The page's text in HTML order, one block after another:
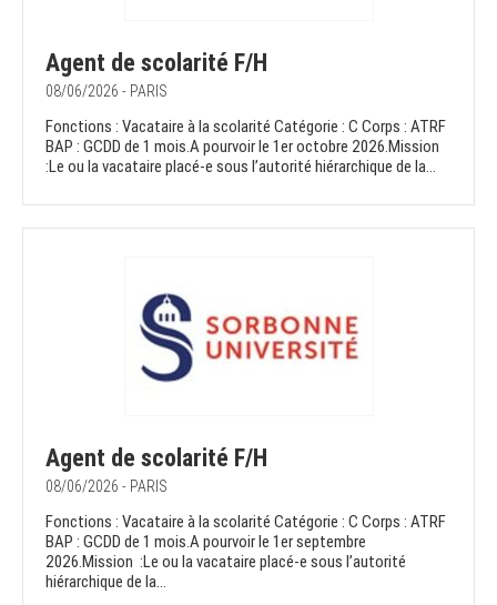
Agent de scolarité F/H
08/06/2026 - PARIS
Fonctions : Vacataire à la scolarité Catégorie : C Corps : ATRF
BAP : GCDD de 1 mois.A pourvoir le 1er octobre 2026.Mission
:Le ou la vacataire placé-e sous l’autorité hiérarchique de la...
Agent de scolarité F/H
08/06/2026 - PARIS
Fonctions : Vacataire à la scolarité Catégorie : C Corps : ATRF
BAP : GCDD de 1 mois.A pourvoir le 1er septembre
2026.Mission :Le ou la vacataire placé-e sous l’autorité
hiérarchique de la...